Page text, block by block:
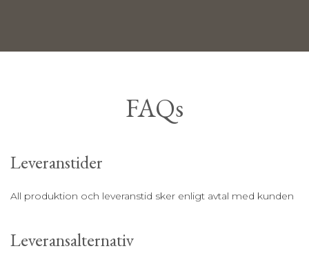
FAQs
Leveranstider
All produktion och leveranstid sker enligt avtal med kunden
Leveransalternativ